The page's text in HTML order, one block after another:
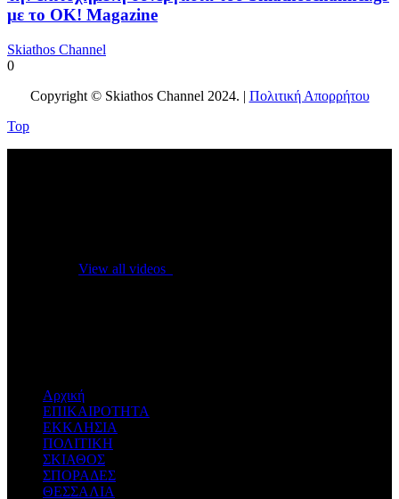
με το OK! Magazine
Skiathos Channel
0
Copyright © Skiathos Channel 2024. | Πολιτική Απορρήτου
Top
View all videos
Αρχική
ΕΠΙΚΑΙΡΟΤΗΤΑ
ΕΚΚΛΗΣΙΑ
ΠΟΛΙΤΙΚΗ
ΣΚΙΑΘΟΣ
ΣΠΟΡΑΔΕΣ
ΘΕΣΣΑΛΙΑ